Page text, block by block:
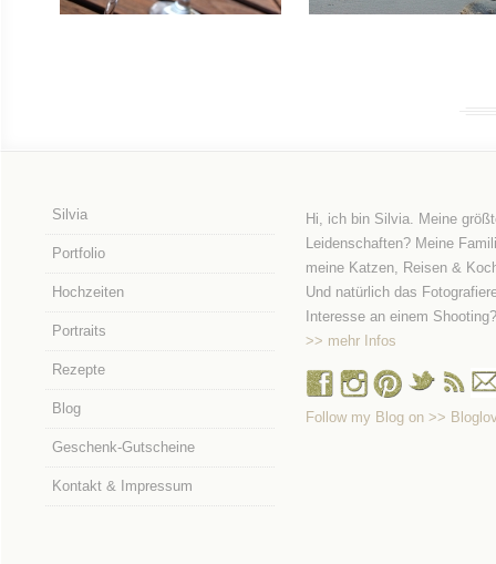
Silvia
Portfolio
Hochzeiten
Portraits
Rezepte
Blog
Geschenk-Gutscheine
Kontakt & Impressum
Hi, ich bin Silvia. Meine
Leidenschaften? Meine
meine Katzen, Reisen &
Und natürlich das
Interesse an einem Shooting?
>> mehr Infos
Follow my Blog on >>